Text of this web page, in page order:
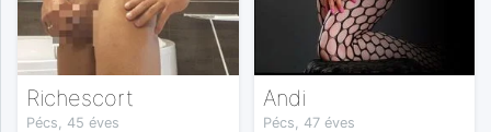
Richescort
Pécs, 45 éves
Andi
Pécs, 47 éves